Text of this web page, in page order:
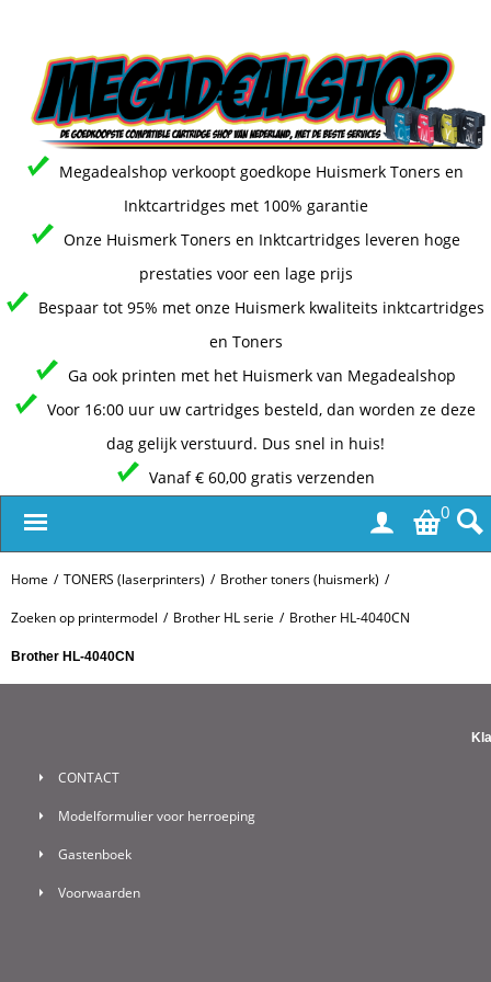
Megadealshop verkoopt goedkope Huismerk Toners en
Inktcartridges met 100% garantie
Onze Huismerk Toners en Inktcartridges leveren hoge
prestaties voor een lage prijs
Bespaar tot 95% met onze Huismerk kwaliteits inktcartridges
en Toners
Ga ook printen met het Huismerk van Megadealshop
Voor 16:00 uur uw cartridges besteld, dan worden ze deze
dag gelijk verstuurd. Dus snel in huis!
Vanaf € 60,00 gratis verzenden
0
Home / TONERS (laserprinters) / Brother toners (huismerk) /
Zoeken op printermodel / Brother HL serie / Brother HL-4040CN
Brother HL-4040CN
CONTACT
Modelformulier voor herroeping
Gastenboek
Voorwaarden